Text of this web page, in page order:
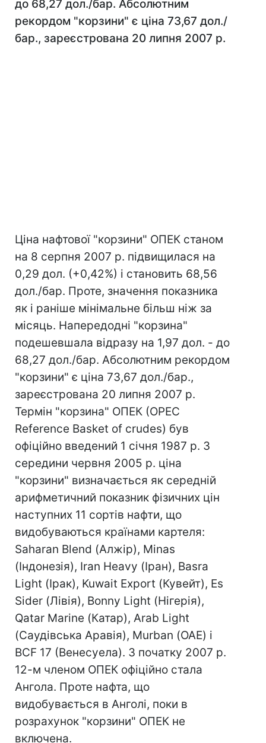
до 68,27 дол./бар. Абсолютним
рекордом "корзини" є ціна 73,67 дол./
бар., зареєстрована 20 липня 2007 р.
Ціна нафтової "корзини" ОПЕК станом
на 8 серпня 2007 р. підвищилася на
0,29 дол. (+0,42%) і становить 68,56
дол./бар. Проте, значення показника
як і раніше мінімальне більш ніж за
місяць. Напередодні "корзина"
подешевшала відразу на 1,97 дол. - до
68,27 дол./бар. Абсолютним рекордом
"корзини" є ціна 73,67 дол./бар.,
зареєстрована 20 липня 2007 р.
Термін "корзина" ОПЕК (OPEC
Reference Basket of crudes) був
офіційно введений 1 січня 1987 р. З
середини червня 2005 р. ціна
"корзини" визначається як середній
арифметичний показник фізичних цін
наступних 11 сортів нафти, що
видобуваються країнами картеля:
Saharan Blend (Алжір), Minas
(Індонезія), Iran Heavy (Іран), Basra
Light (Ірак), Kuwait Export (Кувейт), Es
Sider (Лівія), Bonny Light (Нігерія),
Qatar Marine (Катар), Arab Light
(Саудівська Аравія), Murban (ОАЕ) і
BCF 17 (Венесуела). З початку 2007 р.
12-м членом ОПЕК офіційно стала
Ангола. Проте нафта, що
видобувається в Анголі, поки в
розрахунок "корзини" ОПЕК не
включена.